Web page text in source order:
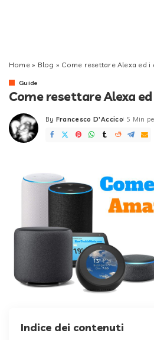
Home» Blog » Come resettare Alexa ed i
Guide
Come resettare Alexa
Posted
by
By Francesco D'Accico 5 Min
Indice dei contenuti